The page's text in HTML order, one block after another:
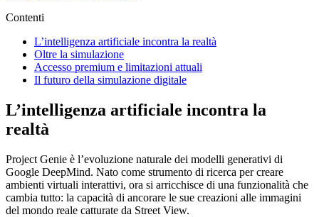
Contenti
L’intelligenza artificiale incontra la realtà
Oltre la simulazione
Accesso premium e limitazioni attuali
Il futuro della simulazione digitale
L’intelligenza artificiale incontra la
realtà
Project Genie è l’evoluzione naturale dei modelli generativi di
Google DeepMind. Nato come strumento di ricerca per creare
ambienti virtuali interattivi, ora si arricchisce di una funzionalità che
cambia tutto: la capacità di ancorare le sue creazioni alle immagini
del mondo reale catturate da Street View.